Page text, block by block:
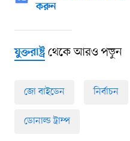
করুন
যুক্তরাষ্ট্রথেকে আরও পড়ুন
জো বাইডেন নির্বাচন
ডোনাল্ড ট্রাম্প